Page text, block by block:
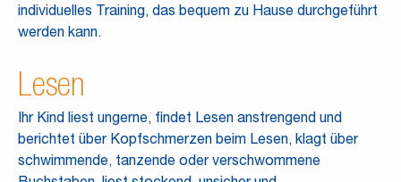
individuelles Training, das bequem zu Hause durchgeführt
werden kann.
Lesen
Ihr Kind liest ungerne, findet Lesen anstrengend und
berichtet über Kopfschmerzen beim Lesen, klagt über
schwimmende, tanzende oder verschwommene